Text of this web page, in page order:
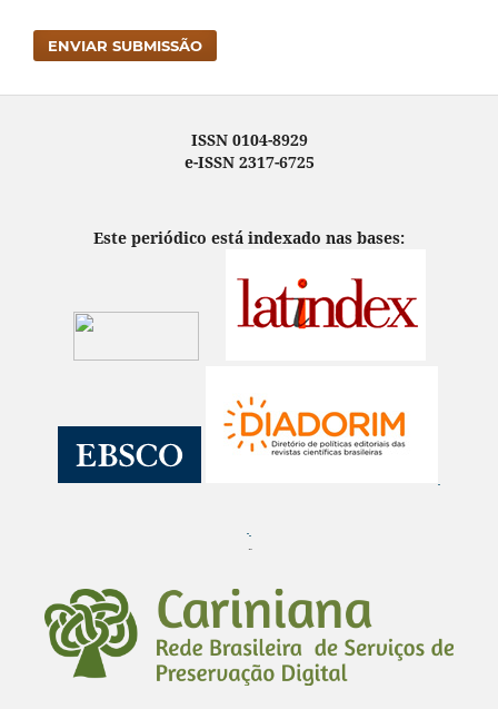
ENVIAR SUBMISSÃO
ISSN 0104-8929
e-ISSN 2317-6725
Este periódico está indexado nas bases:
¨